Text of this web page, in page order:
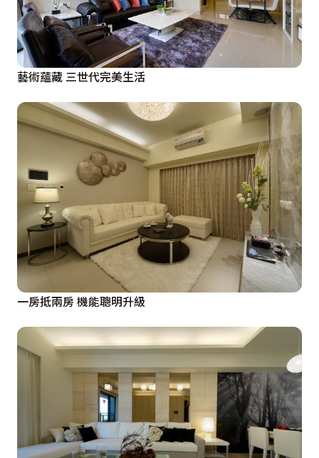
藝術蘊藏 三世代完美生活
一房抵兩房 機能聰明升級